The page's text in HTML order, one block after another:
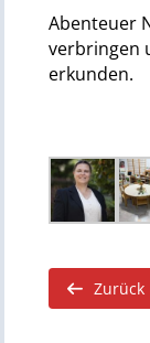
Abenteuer
verbringen
erkunden.
Zurück